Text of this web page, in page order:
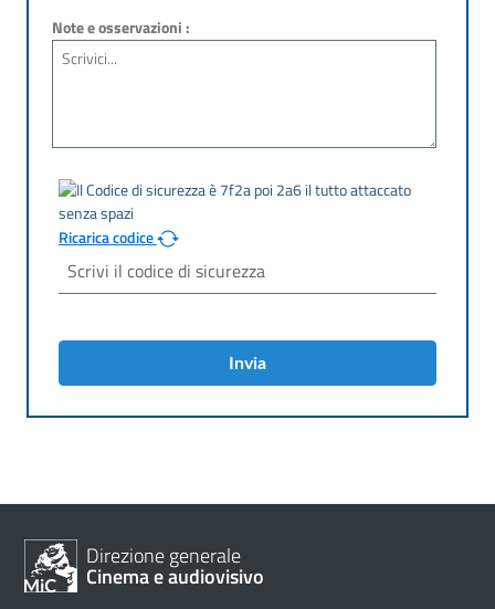
Note e osservazioni :
Ricarica codice
Invia
Direzione generale
Cinema e audiovisivo